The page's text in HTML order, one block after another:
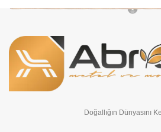
Doğallığın Dünyasını